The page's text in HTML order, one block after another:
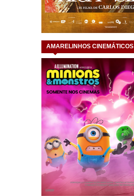
AMARELINHOS CINEMÁTICOS